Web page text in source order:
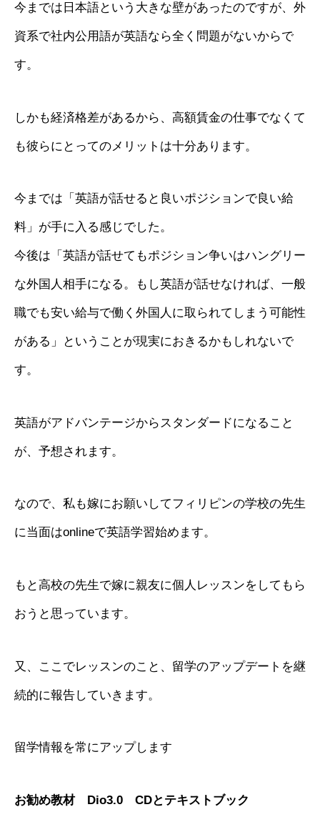
今までは日本語という大きな壁があったのですが、外
資系で社内公用語が英語なら全く問題がないからで
す。
しかも経済格差があるから、高額賃金の仕事でなくて
も彼らにとってのメリットは十分あります。
今までは「英語が話せると良いポジションで良い給
料」が手に入る感じでした。
今後は「英語が話せてもポジション争いはハングリー
な外国人相手になる。もし英語が話せなければ、一般
職でも安い給与で働く外国人に取られてしまう可能性
がある」ということが現実におきるかもしれないで
す。
英語がアドバンテージからスタンダードになること
が、予想されます。
なので、私も嫁にお願いしてフィリピンの学校の先生
に当面はonlineで英語学習始めます。
もと高校の先生で嫁に親友に個人レッスンをしてもら
おうと思っています。
又、ここでレッスンのこと、留学のアップデートを継
続的に報告していきます。
留学情報を常にアップします
お勧め教材 Dio3.0 CDとテキストブック